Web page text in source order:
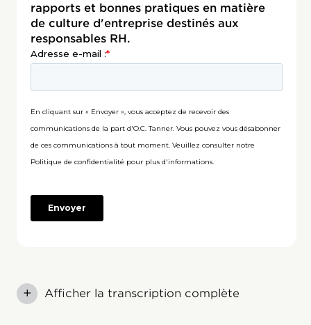
rapports et bonnes pratiques en matière
de culture d'entreprise destinés aux
responsables RH.
+ Afficher la transcription complète